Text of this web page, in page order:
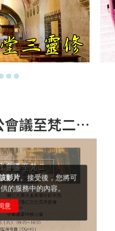
十四集：「天主十誡(下)」
十三集：「天主十誡(上)」
十二集：「聖母、聖人」—
十一集：「教 會」(推廣片)
十一集：「教 會」—林必能
十集：「逾越奧蹟」— 錢玲
●●
「從尼西亞大公會議至梵二：同道偕行的歷程」~~ 2025學術研討會 (4)